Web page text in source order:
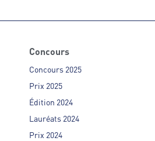
Concours
Concours 2025
Prix 2025
Édition 2024
Lauréats 2024
Prix 2024